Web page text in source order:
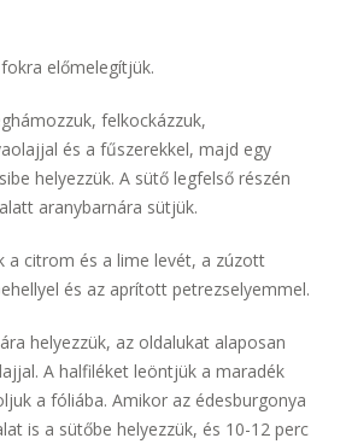
előmelegítjük.
felkockázzuk,
és a fűszerekkel, majd egy
helyezzük. A sütő legfelső részén
aranybarnára sütjük.
a citrom és a lime levét, a zúzott
és az aprított petrezselyemmel.
helyezzük, az oldalukat alaposan
A halfiléket leöntjük a maradék
a fóliába. Amikor az édesburgonya
is a sütőbe helyezzük, és 10-12 perc